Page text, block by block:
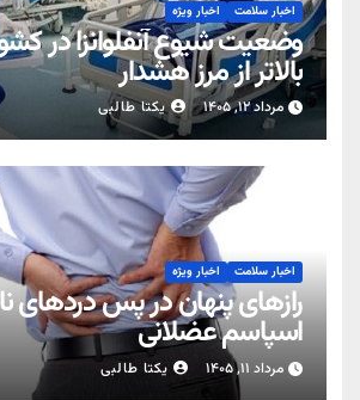
اخبار سلامت اخبار ویژه
وضعیت شیوع آنفلوانزا در
بالاتر از مرز هشدار
مرداد ۱۲, ۱۴۰۵ یکتا طالبی
اخبار سلامت اخبار ویژه
رازهای پنهان در پس دردهای
اسپاسم عضلانی
مرداد ۱۱, ۱۴۰۵ یکتا طالبی